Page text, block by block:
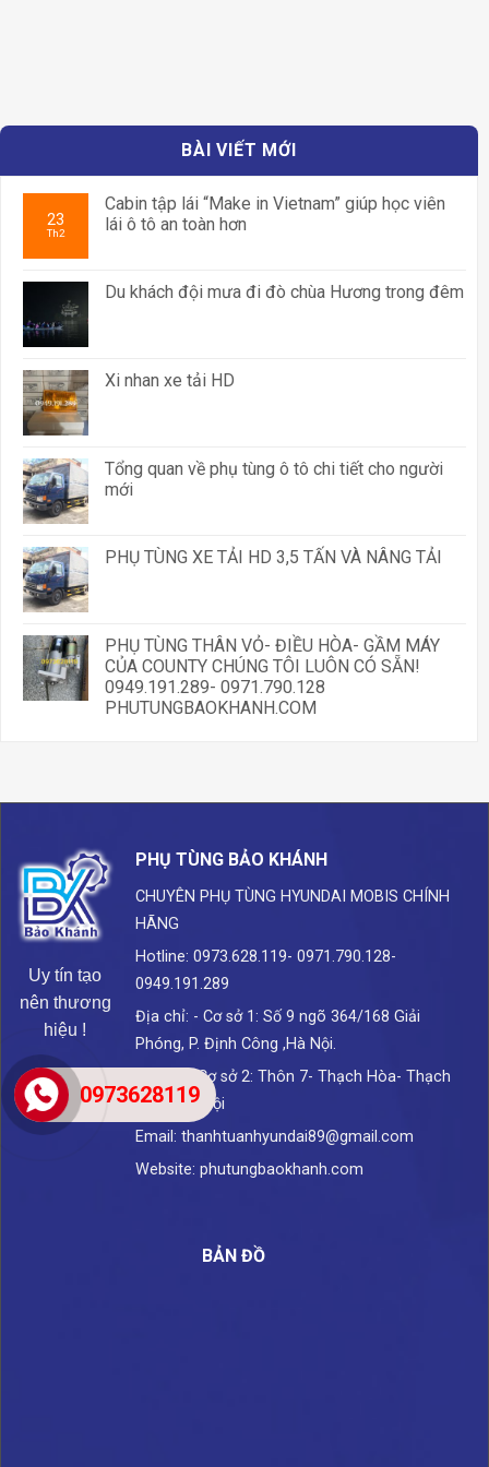
BÀI VIẾT MỚI
23
Th2
Cabin tập lái “Make in Vietnam” giúp học viên
lái ô tô an toàn hơn
Du khách đội mưa đi đò chùa Hương trong đêm
Xi nhan xe tải HD
Tổng quan về phụ tùng ô tô chi tiết cho người
mới
PHỤ TÙNG XE TẢI HD 3,5 TẤN VÀ NÂNG TẢI
PHỤ TÙNG THÂN VỎ- ĐIỀU HÒA- GẦM MÁY
CỦA COUNTY CHÚNG TÔI LUÔN CÓ SẴN!
0949.191.289- 0971.790.128
PHUTUNGBAOKHANH.COM
Uy tín tạo
nên thương
hiệu !
PHỤ TÙNG BẢO KHÁNH
CHUYÊN PHỤ TÙNG HYUNDAI MOBIS CHÍNH
HÃNG
Hotline: 0973.628.119- 0971.790.128-
0949.191.289
Địa chỉ: - Cơ sở 1: Số 9 ngõ 364/168 Giải
Phóng, P. Định Công ,Hà Nội.
- Cơ sở 2: Thôn 7- Thạch Hòa- Thạch
Thất- Hà Nội
Email: thanhtuanhyundai89@gmail.com
Website: phutungbaokhanh.com
BẢN ĐỒ
0973628119